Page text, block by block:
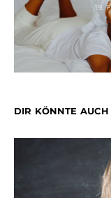
19.
DIR KÖNNTE AUCH